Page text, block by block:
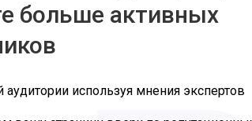
больше активных
аудитории используя мнения экспертов